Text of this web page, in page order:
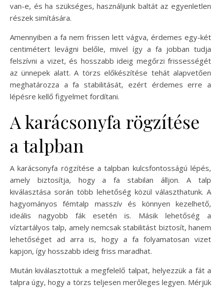
van-e, és ha szükséges, használjunk baltát az egyenletlen
részek simítására.
Amennyiben a fa nem frissen lett vágva, érdemes egy-két
centimétert levágni belőle, mivel így a fa jobban tudja
felszívni a vizet, és hosszabb ideig megőrzi frissességét
az ünnepek alatt. A törzs előkészítése tehát alapvetően
meghatározza a fa stabilitását, ezért érdemes erre a
lépésre kellő figyelmet fordítani.
A karácsonyfa rögzítése
a talpban
A karácsonyfa rögzítése a talpban kulcsfontosságú lépés,
amely biztosítja, hogy a fa stabilan álljon. A talp
kiválasztása során több lehetőség közül választhatunk. A
hagyományos fémtalp masszív és könnyen kezelhető,
ideális nagyobb fák esetén is. Másik lehetőség a
víztartályos talp, amely nemcsak stabilitást biztosít, hanem
lehetőséget ad arra is, hogy a fa folyamatosan vizet
kapjon, így hosszabb ideig friss maradhat.
Miután kiválasztottuk a megfelelő talpat, helyezzük a fát a
talpra úgy, hogy a törzs teljesen merőleges legyen. Mérjük